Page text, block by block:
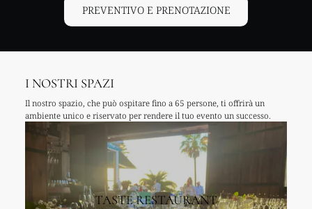
PREVENTIVO E PRENOTAZIONE
I NOSTRI SPAZI
Il nostro spazio, che può ospitare fino a 65 persone, ti offrirà un
ambiente unico e riservato per rendere il tuo evento un successo.
TASTE RESTAURANT